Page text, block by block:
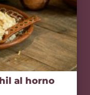
al horno